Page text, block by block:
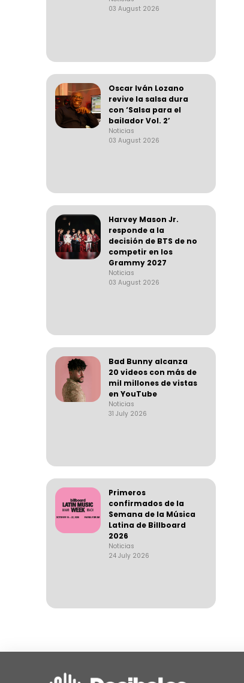
03 August 2026
Oscar Iván Lozano
revive la salsa dura
con ‘Salsa para el
bailador Vol. 2’
Noticias
03 August 2026
Harvey Mason Jr.
responde a la
decisión de BTS de no
competir en los
Grammy 2027
Noticias
03 August 2026
Bad Bunny alcanza
20 videos con más de
mil millones de vistas
en YouTube
Noticias
31 July 2026
Primeros
confirmados de la
Semana de la Música
Latina de Billboard
2026
Noticias
24 July 2026